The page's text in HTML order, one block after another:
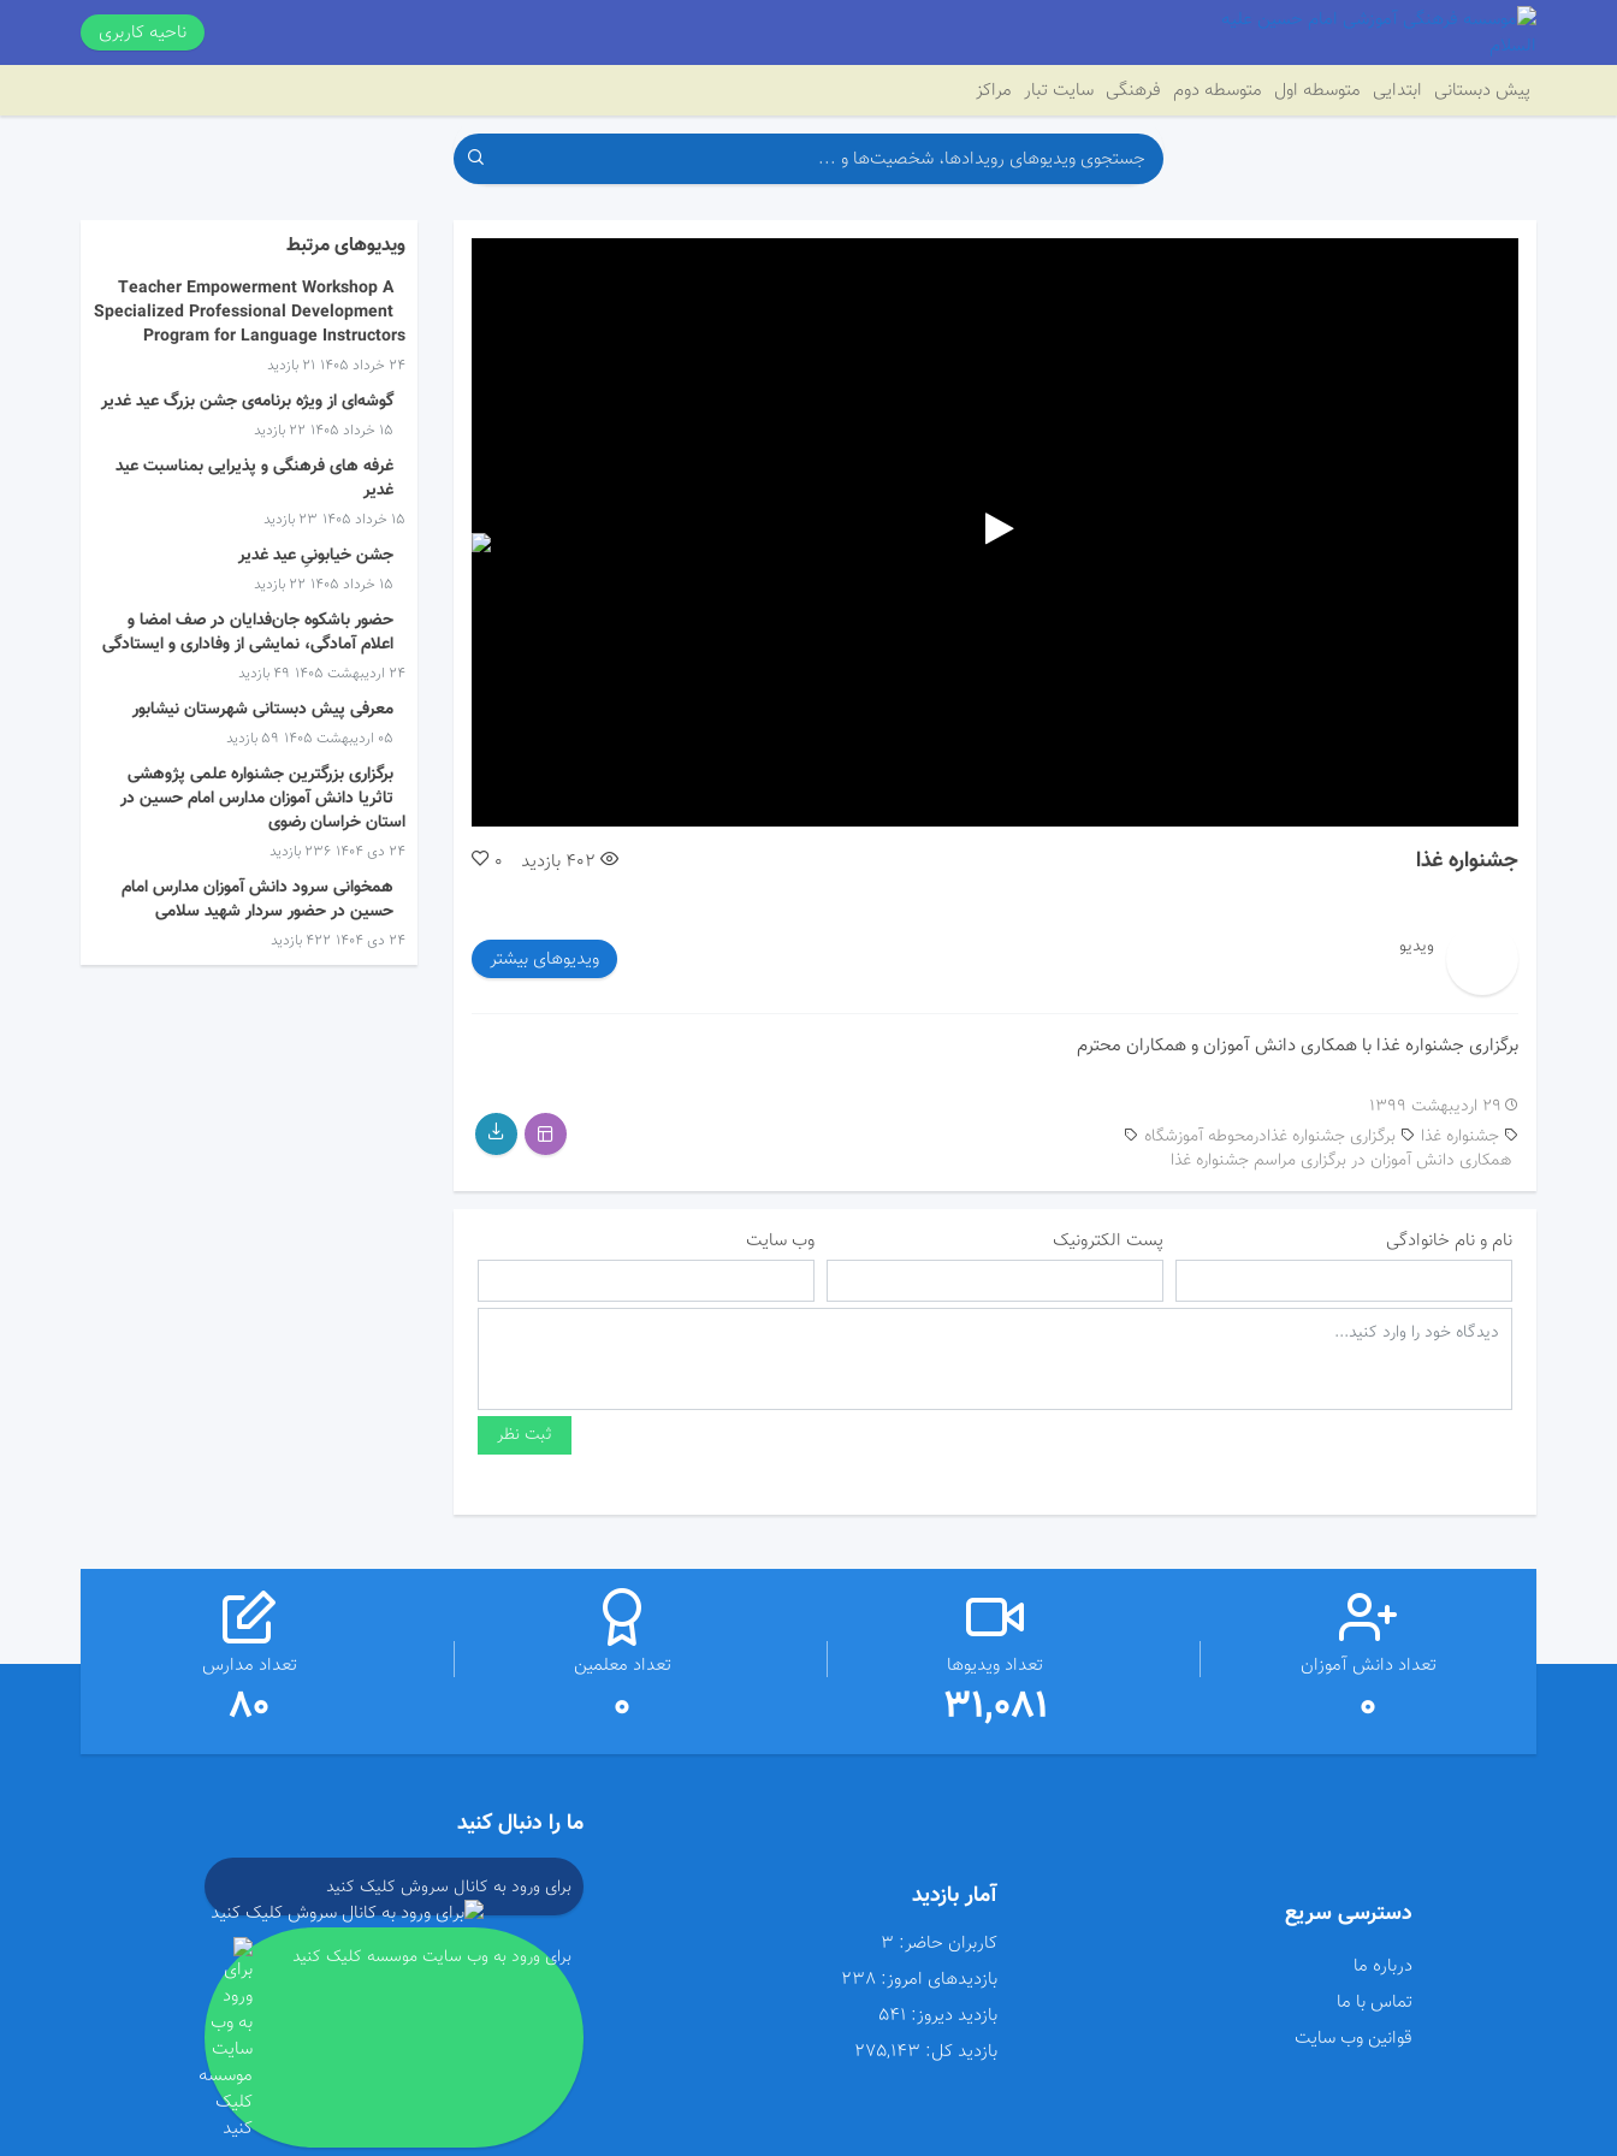
ناحیه کاربری
پیش دبستانی ابتدایی متوسطه اول متوسطه دوم فرهنگی سایت تبار مراکز
جشنواره غذا 0 402 بازدید
ویدیو ویدیوهای بیشتر
برگزاری جشنواره غذا با همکاری دانش آموزان و همکاران محترم
۲۹ اردیبهشت ۱۳۹۹
برگزاری جشنواره غذادرمحوطه آموزشگاه
جشنواره غذا
همکاری دانش آموزان در برگزاری مراسم جشنواره غذا
نام و نام خانوادگی پست الکترونیک وب سایت
ویدیوهای مرتبط
Teacher Empowerment Workshop A
Specialized Professional Development
Program for Language Instructors
۲۴ خرداد ۱۴۰۵ 21 بازدید
گوشه‌ای از ویژه برنامه‌ی جشن بزرگ عید غدیر
۱۵ خرداد ۱۴۰۵ 22 بازدید
غرفه های فرهنگی و پذیرایی بمناسبت عید
غدیر
۱۵ خرداد ۱۴۰۵ 23 بازدید
جشن خیابونیِ عید غدیر
۱۵ خرداد ۱۴۰۵ 22 بازدید
حضور باشکوه جان‌فدایان در صف امضا و
اعلام آمادگی، نمایشی از وفاداری و ایستادگی
۲۴ اردیبهشت ۱۴۰۵ 49 بازدید
معرفی پیش دبستانی شهرستان نیشابور
۰۵ اردیبهشت ۱۴۰۵ 59 بازدید
برگزاری بزرگترین جشنواره علمی پژوهشی
تاثریا دانش آموزان مدارس امام حسین در
استان خراسان رضوی
۲۴ دی ۱۴۰۴ 236 بازدید
همخوانی سرود دانش آموزان مدارس امام
حسین در حضور سردار شهید سلامی
۲۴ دی ۱۴۰۴ 422 بازدید
تعداد دانش آموزان
0
تعداد ویدیوها
31,081
تعداد معلمین
0
تعداد مدارس
80
دسترسی سریع
درباره ما
تماس با ما
قوانین وب سایت
آمار بازدید
کاربران حاضر:
بازدیدهای امروز:
بازدید دیروز:
بازدید کل:
ما را دنبال کنید
برای ورود به کانال سروش کلیک کنید
برای ورود به وب سایت موسسه کلیک کنید